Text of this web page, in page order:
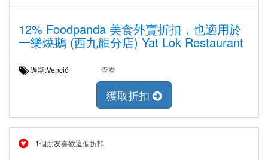
12% Foodpanda 美食外賣折扣，也適用於
一樂燒鵝 (西九龍分店) Yat Lok Restaurant
過期:Venció 查看
獲取折扣
1個朋友喜歡這個折扣